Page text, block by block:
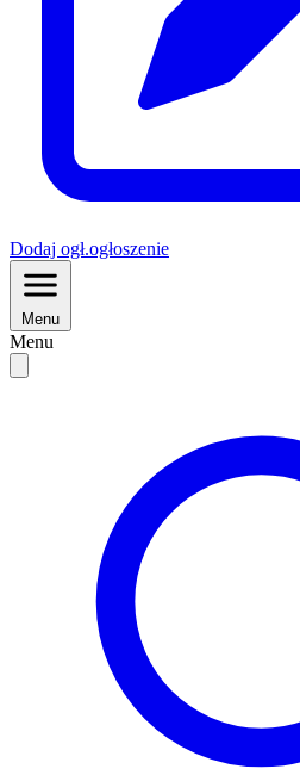
Dodaj ogł.ogłoszenie
Menu
Menu